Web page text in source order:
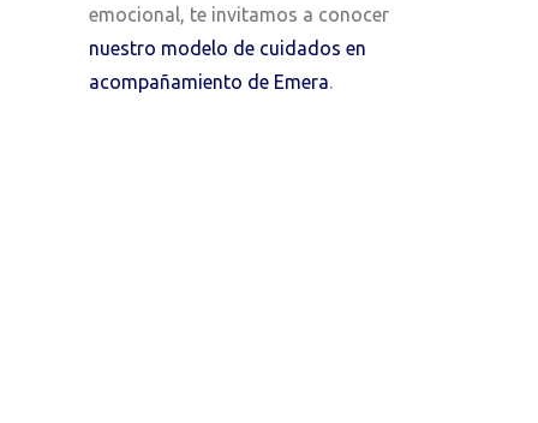
emocional, te invitamos a conocer
nuestro modelo de cuidados en
acompañamiento de Emera.